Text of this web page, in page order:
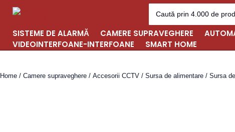
Search
for:
SISTEME DE ALARMĂ CAMERE SUPRAVEGHERE
VIDEOINTERFOANE-INTERFOANE
SMART HOME
Home / Camere supraveghere / Accesorii CCTV / Sursa de alimentare / Sursa